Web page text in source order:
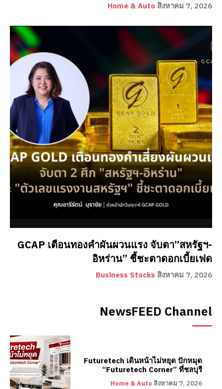
Home & Auto สิงหาคม 7, 2026
GCAP เตือนทองคำผันผวนแรง จับตา”สหรัฐฯ-
อิหร่าน” ชี้ชะตาดอกเบี้ยเฟด
Business Stocks สิงหาคม 7, 2026
NewsFEED Channel
Futuretech เดินหน้าไม่หยุด ปักหมุด
“Futuretech Corner” ที่ชลบุรี
Home & Auto สิงหาคม 7, 2026